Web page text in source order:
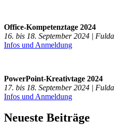
Office-Kompetenztage 2024
16. bis 18. September 2024 | Fulda
Infos und Anmeldung
PowerPoint-Kreativtage 2024
17. bis 18. September 2024 | Fulda
Infos und Anmeldung
Neueste Beiträge